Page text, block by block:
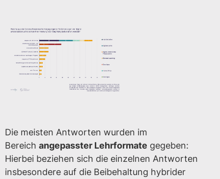
Die meisten Antworten wurden im
Bereich angepasster Lehrformate gegeben:
Hierbei beziehen sich die einzelnen Antworten
insbesondere auf die Beibehaltung hybrider